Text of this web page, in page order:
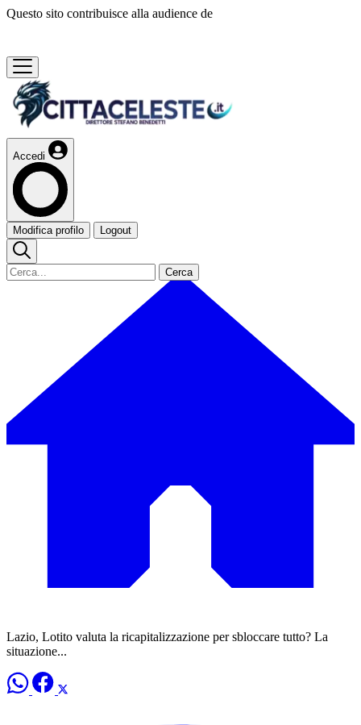
Questo sito contribuisce alla audience de
Accedi
Modifica profilo Logout
Cerca
Lazio, Lotito valuta la ricapitalizzazione per sbloccare tutto? La
situazione...